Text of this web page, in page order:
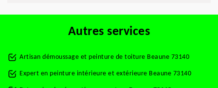
Autres services
Artisan démoussage et peinture de toiture Beaune 73140
Expert en peinture intérieure et extérieure Beaune 73140